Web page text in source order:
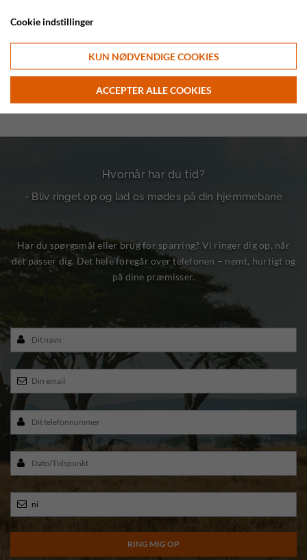
Tilmeld nyhedsbrev
Privatlivspolitik
Hvornår har du tid?
- Bliv ringet op og lad os mødes på din hjemmebane
Har du spørgsmål eller brug for sparring? Vi ringer dig op, når
det passer dig. Det hele foregår over telefonen – nemt, hurtigt og
på dine præmisser.
Cookie indstillinger
KUN NØDVENDIGE COOKIES
ACCEPTER ALLE COOKIES